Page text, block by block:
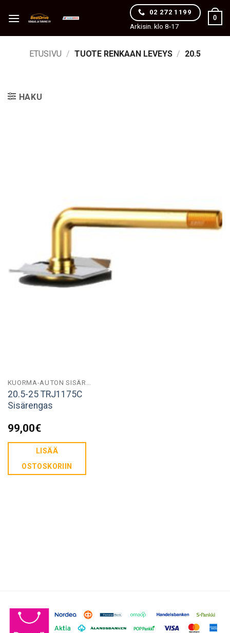
02 272 1199
Arkisin. klo 8-17
0
ETUSIVU / TUOTE RENKAAN LEVEYS / 20.5
HAKU
KUORMA-AUTON SISÄRENKAAT
20.5-25 TRJ1175C
Sisärengas
99,00€
LISÄÄ
OSTOSKORIIN